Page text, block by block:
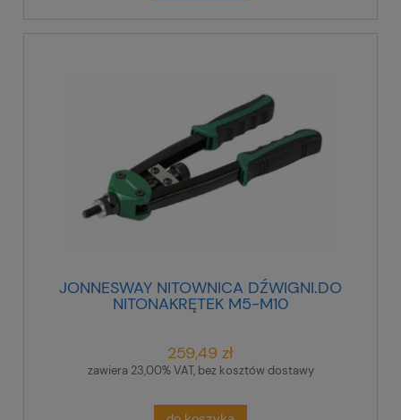
JONNESWAY NITOWNICA DŹWIGNI.DO
NITONAKRĘTEK M5-M10
259,49 zł
zawiera 23,00% VAT, bez kosztów dostawy